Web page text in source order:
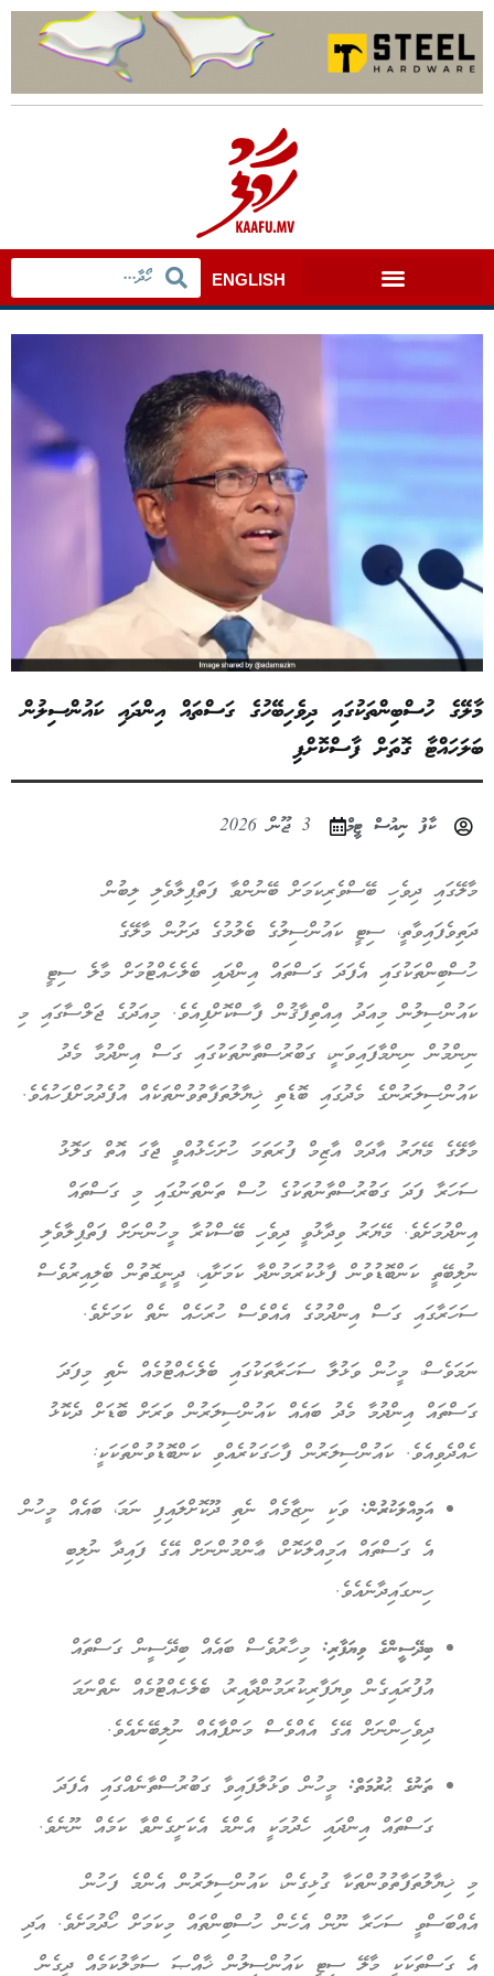
ENGLISH
މާލޭގެ ހުސްބިންތަކުގައި ދިވެހިބޭހުގެ ގަސްތައް އިންދައި ކައުންސިލުން
ބަލަހައްޓާ ގޮތަށް ފާސްކޮށްފި
ކާފު ނިއުސް ޓީމް 3 ޖޫން 2026
މާލޭގައި ދިވެހި ބޭސްވެރިކަމަށް ބޭނުންވާ ފަތްޕިލާވެލި ލިބުން
ދަތިވެފައިވާތީ، ސިޓީ ކައުންސިލުގެ ބެލުމުގެ ދަށުން މާލޭގެ
ހުސްބިންތަކުގައި އެފަދަ ގަސްތައް އިންދައި ބެލެހެއްޓުމަށް މާލެ ސިޓީ
ކައުންސިލުން މިއަދު އިއްތިފާޤުން ފާސްކޮށްފިއެވެ. މިއަދުގެ ޖަލްސާގައި މި
ނިންމުން ނިންމާފައިވަނީ، ގަބުރުސްތާނުތަކުގައި ގަސް އިންދުމާ މެދު
ކައުންސިލަރުންގެ މެދުގައި ބޮޑެތި ޚިޔާލުތަފާތުވުންތަކެއް އުފެދުމަށްފަހުއެވެ.
މާލޭގެ މޭޔަރު އާދަމް އާޒިމް ފުރަތަމަ ހުށަހެޅުއްވީ ޖާގަ އޮތް ގަލޮޅު
ސަހަރާ ފަދަ ގަބުރުސްތާނުތަކުގެ ހުސް ތަންތަނުގައި މި ގަސްތައް
އިންދުމަށެވެ. މޭޔަރު ވިދާޅުވީ ދިވެހި ބޭސްކުރާ މީހުންނަށް ފަތްޕިލާވެލި
ނުލިބޭތީ ކަންބޮޑުވުން ފާޅުކުރަމުންދާ ކަމަށާއި، ދީނީގޮތުން ބެލިއިރުވެސް
ސަހަރާގައި ގަސް އިންދުމުގެ އެއްވެސް ހުރަހެއް ނެތް ކަމަށެވެ.
ނަމަވެސް، މީހުން ވަޅުލާ ސަހަރާތަކުގައި ބެލެހެއްޓުމެއް ނެތި މިފަދަ
ގަސްތައް އިންދުމާ މެދު ބައެއް ކައުންސިލަރުން ވަރަށް ބޮޑަށް ދެކޮޅު
ހެއްދެވިއެވެ. ކައުންސިލަރުން ފާހަގަކުރެއްވި ކަންބޮޑުވުންތަކަކީ:
އަމިއްލަކުރުން: ވަކި ނިޒާމެއް ނެތި ދޫކޮށްލައިފި ނަމަ، ބައެއް މީހުން
އެ ގަސްތައް އަމިއްލަކޮށް، ޢާންމުންނަށް އޭގެ ފައިދާ ނުލިބި
ހިނގައިދާނެއެވެ.
ބިދޭސީންގެ ވިޔަފާރި: މިހާރުވެސް ބައެއް ބިދޭސީން ގަސްތައް
އުފުރައިގެން ވިޔަފާރިކުރަމުންދާއިރު، ބެލެހެއްޓުމެއް ނެތްނަމަ
ދިވެހިންނަށް އޭގެ އެއްވެސް މަންފާއެއް ނުލިބޭނެއެވެ.
ތަނުގެ ޙުރުމަތް: މީހުން ވަޅުލާފައިވާ ގަބުރުސްތާނެއްގައި އެފަދަ
ގަސްތައް އިންދައި ހެދުމަކީ އެންމެ އެކަށީގެންވާ ކަމެއް ނޫނެވެ.
މި ޚިޔާލުތަފާތުވުންތަކާ ގުޅިގެން، ކައުންސިލަރުން އެންމެ ފަހުން
އެއްބަސްވީ ސަހަރާ ނޫން އެހެން ހުސްބިންތައް މިކަމަށް ހޯދުމަށެވެ. އަދި
އެ ގަސްތަކަކީ މާލޭ ސިޓީ ކައުންސިލުން ޚާއްޞަ ސަމާލުކަމެއް ދީގެން